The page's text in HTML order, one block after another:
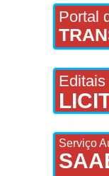
Portal
Serviço